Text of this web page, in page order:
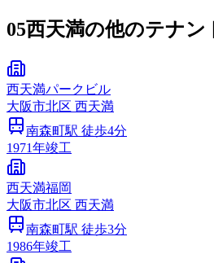
05西天満の他のテナン
西天満パークビル
大阪市北区 西天満
南森町駅 徒歩4分
1971年竣工
西天満福岡
大阪市北区 西天満
南森町駅 徒歩3分
1986年竣工